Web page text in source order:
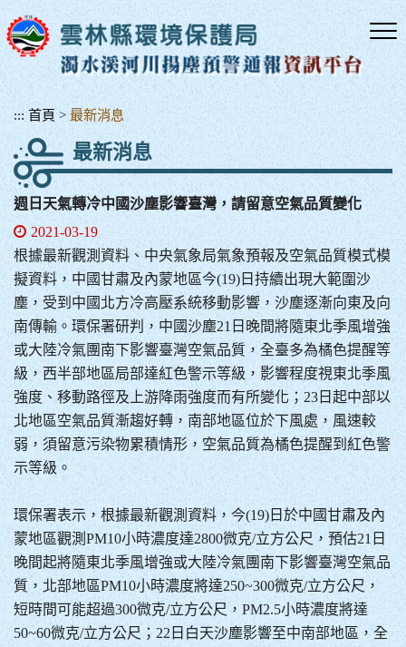
到
主
::: 首頁 > 最新消息
最新消息
週日天氣轉冷中國沙塵影響臺灣，請留意空氣品質變化
2021-03-19
根據最新觀測資料、中央氣象局氣象預報及空氣品質模式模
擬資料，中國甘肅及內蒙地區今(19)日持續出現大範圍沙
塵，受到中國北方冷高壓系統移動影響，沙塵逐漸向東及向
南傳輸。環保署研判，中國沙塵21日晚間將隨東北季風增強
或大陸冷氣團南下影響臺灣空氣品質，全臺多為橘色提醒等
級，西半部地區局部達紅色警示等級，影響程度視東北季風
強度、移動路徑及上游降雨強度而有所變化；23日起中部以
北地區空氣品質漸趨好轉，南部地區位於下風處，風速較
弱，須留意污染物累積情形，空氣品質為橘色提醒到紅色警
示等級。
環保署表示，根據最新觀測資料，今(19)日於中國甘肅及內
蒙地區觀測PM10小時濃度達2800微克/立方公尺，預估21日
晚間起將隨東北季風增強或大陸冷氣團南下影響臺灣空氣品
質，北部地區PM10小時濃度將達250~300微克/立方公尺，
短時間可能超過300微克/立方公尺，PM2.5小時濃度將達
50~60微克/立方公尺；22日白天沙塵影響至中南部地區，全